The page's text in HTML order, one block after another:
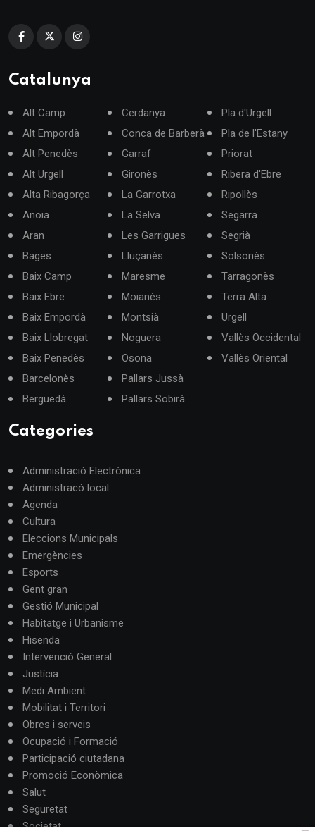
Catalunya
Alt Camp
Alt Empordà
Alt Penedès
Alt Urgell
Alta Ribagorça
Anoia
Aran
Bages
Baix Camp
Baix Ebre
Baix Empordà
Baix Llobregat
Baix Penedès
Barcelonès
Berguedà
Cerdanya
Conca de Barberà
Garraf
Gironès
La Garrotxa
La Selva
Les Garrigues
Lluçanès
Maresme
Moianès
Montsià
Noguera
Osona
Pallars Jussà
Pallars Sobirà
Pla d'Urgell
Pla de l'Estany
Priorat
Ribera d'Ebre
Ripollès
Segarra
Segrià
Solsonès
Tarragonès
Terra Alta
Urgell
Vallès Occidental
Vallès Oriental
Categories
Administració Electrònica
Administracó local
Agenda
Cultura
Eleccions Municipals
Emergències
Esports
Gent gran
Gestió Municipal
Habitatge i Urbanisme
Hisenda
Intervenció General
Justícia
Medi Ambient
Mobilitat i Territori
Obres i serveis
Ocupació i Formació
Participació ciutadana
Promoció Econòmica
Salut
Seguretat
Societat